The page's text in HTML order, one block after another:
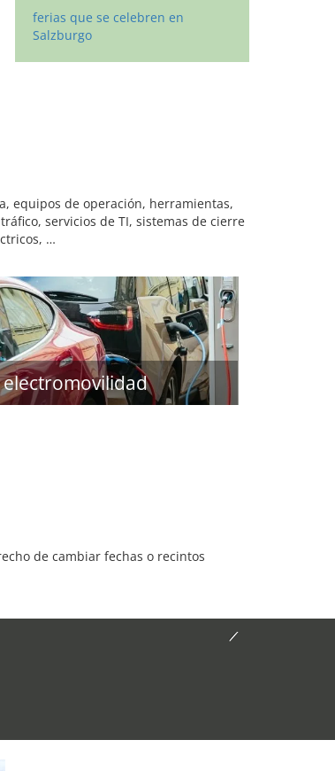
ferias que se celebren en
Salzburgo
equipos de operación, herramientas,
servicios de TI, sistemas de cierre
…
electromovilidad
de cambiar fechas o recintos